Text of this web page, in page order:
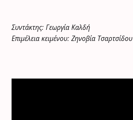
Συντάκτης: Γεωργία Καλδή
Επιμέλεια κειμένου: Ζηνοβία Τσαρτσίδου